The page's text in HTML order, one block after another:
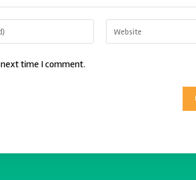
time I comment.